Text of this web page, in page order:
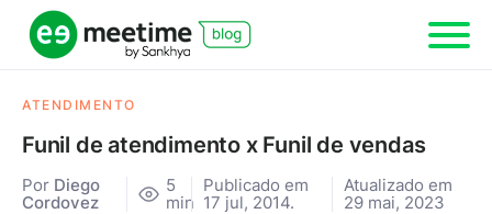
ATENDIMENTO
Funil de atendimento x Funil de vendas
Por Diego
Cordovez
5
min
Publicado em
17 jul, 2014.
Atualizado em
29 mai, 2023